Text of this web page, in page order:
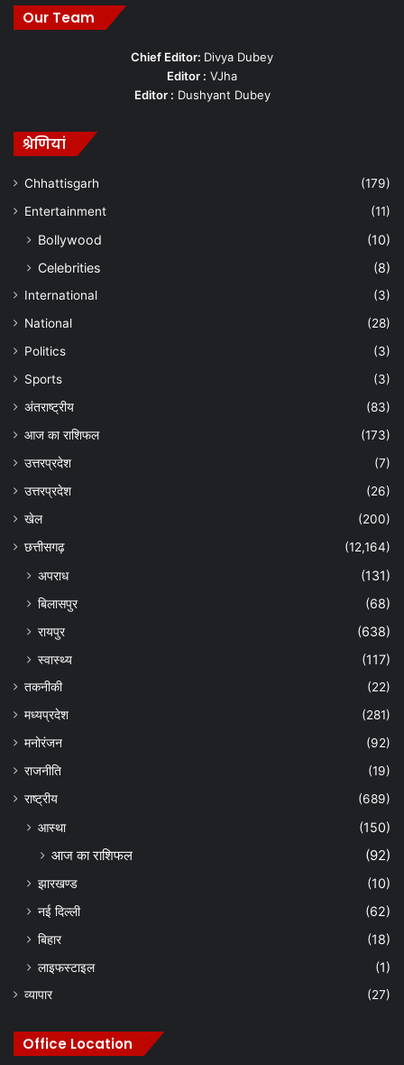
Our Team
Chief Editor: Divya Dubey
Editor : VJha
Editor : Dushyant Dubey
श्रेणियां
Chhattisgarh
(179)
Entertainment
(11)
Bollywood
(10)
Celebrities
(8)
International
(3)
National
(28)
Politics
(3)
Sports
(3)
अंतराष्ट्रीय
(83)
आज का राशिफल
(173)
उत्तरप्रदेश
(7)
उत्तरप्रदेश
(26)
खेल
(200)
छत्तीसगढ़
(12,164)
अपराध
(131)
बिलासपुर
(68)
रायपुर
(638)
स्वास्थ्य
(117)
तकनीकी
(22)
मध्यप्रदेश
(281)
मनोरंजन
(92)
राजनीति
(19)
राष्ट्रीय
(689)
आस्था (150)
आज का राशिफल (92)
झारखण्ड
(10)
नई दिल्ली
(62)
बिहार
(18)
लाइफस्टाइल
(1)
व्यापार (27)
Office Location